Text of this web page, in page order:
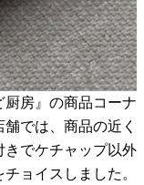
房』の商品コーナ
では、商品の近く
きでケチャップ以外
ョイスしました。